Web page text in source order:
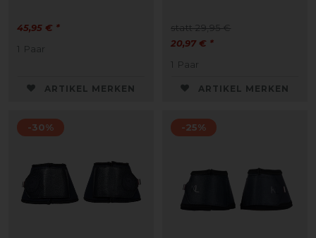
45,95 € *
1 Paar
ARTIKEL MERKEN
statt 29,95 €
20,97 € *
1 Paar
ARTIKEL MERKEN
-30% -25%